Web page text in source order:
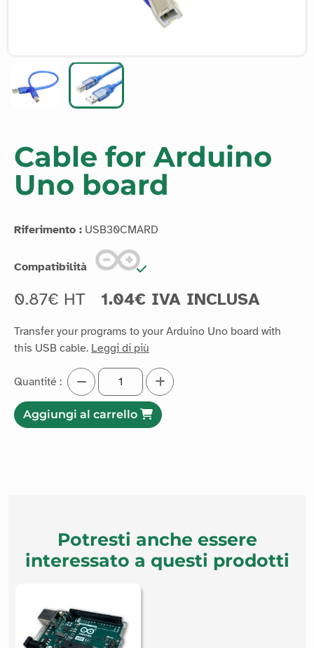
Cable for Arduino
Uno board
Riferimento : USB30CMARD
Compatibilità
0.87€ HT 1.04€ IVA INCLUSA
Transfer your programs to your Arduino Uno board with
this USB cable. Leggi di più
Quantité :
Aggiungi al carrello
Potresti anche essere
interessato a questi prodotti